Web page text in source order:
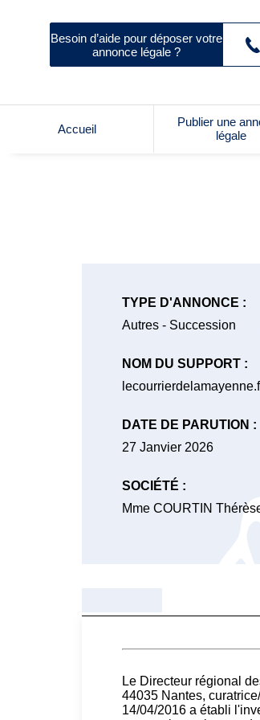
Besoin d’aide pour déposer votre
annonce légale ?
Accueil
Publier une
légale
TYPE D'ANNONCE :
Autres - Succession
NOM DU SUPPORT :
DATE DE PARUTION :
27 Janvier 2026
SOCIÉTÉ :
Mme COURTIN
Le Directeur régional
44035 Nantes,
14/04/2016 a établi